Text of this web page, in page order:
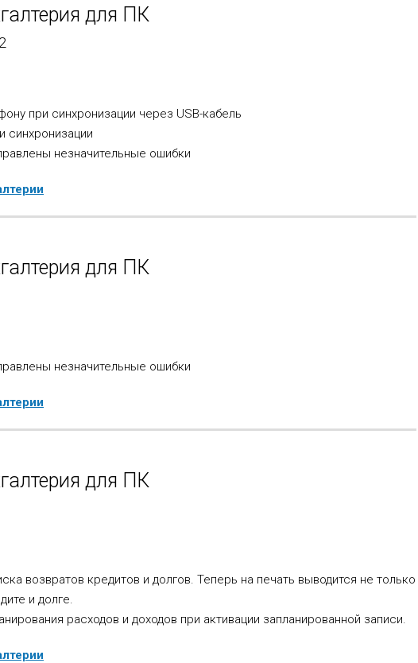
для ПК
при синхронизации через USB-кабель
синхронизации
незначительные ошибки
для ПК
незначительные ошибки
для ПК
возвратов кредитов и долгов. Теперь на печать выводится не только
и долге.
расходов и доходов при активации запланированной записи.